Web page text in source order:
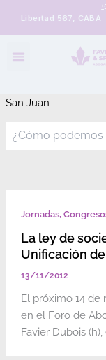
Libertad 567, CABA
San Juan
Jornadas,
La ley de
Unificación
13/11/2012
El próximo 14 de
en el Foro de
Favier Dubois